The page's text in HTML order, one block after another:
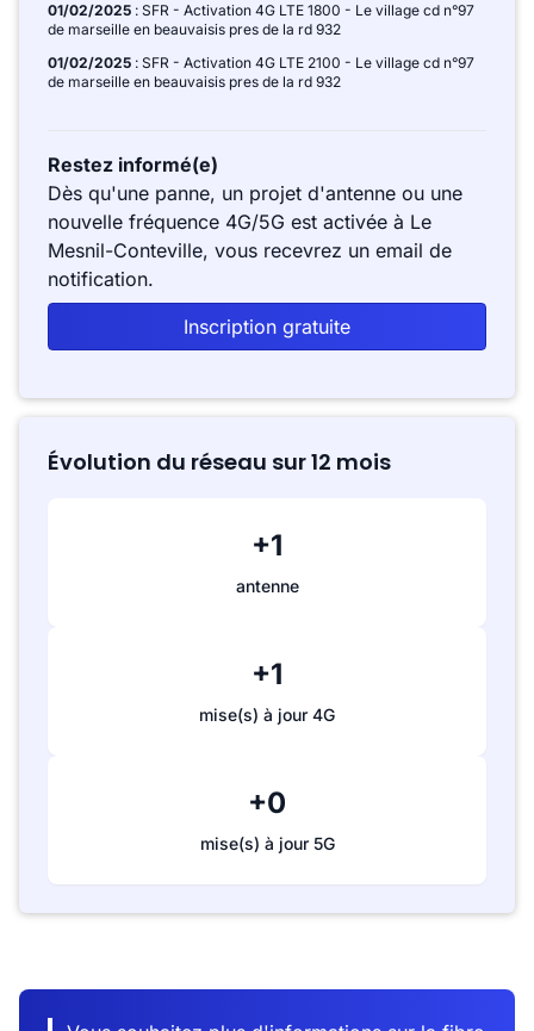
01/02/2025 : SFR - Activation 4G LTE 1800 - Le village cd n°97
de marseille en beauvaisis pres de la rd 932
01/02/2025 : SFR - Activation 4G LTE 2100 - Le village cd n°97
de marseille en beauvaisis pres de la rd 932
Restez informé(e)
Dès qu'une panne, un projet d'antenne ou une
nouvelle fréquence 4G/5G est activée à Le
Mesnil-Conteville, vous recevrez un email de
notification.
Inscription gratuite
Évolution du réseau sur 12 mois
+1
antenne
+1
mise(s) à jour 4G
+0
mise(s) à jour 5G